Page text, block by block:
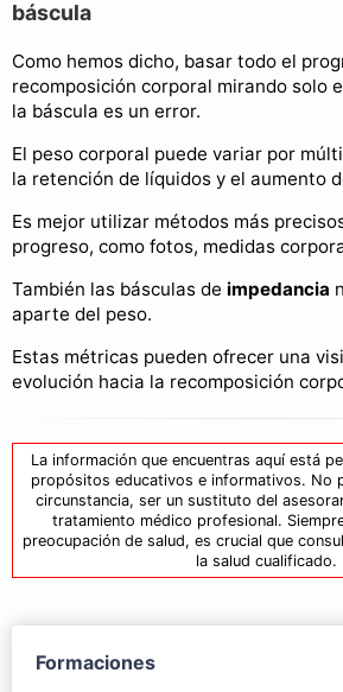
báscula
Como hemos dicho, basar todo el
recomposición corporal mirando solo
la báscula es un error.
El peso corporal puede variar por
la retención de líquidos y el aumento
Es mejor utilizar métodos más
progreso, como fotos, medidas
También las básculas de impedancia
aparte del peso.
Estas métricas pueden ofrecer una
evolución hacia la recomposición
La información que encuentras aquí está
propósitos educativos e informativos. No
circunstancia, ser un sustituto del
tratamiento médico profesional.
preocupación de salud, es crucial que
la salud cualificado.
Formaciones